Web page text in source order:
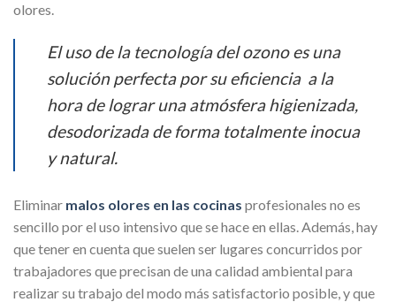
olores.
El uso de la tecnología del ozono es una
solución perfecta por su eficiencia a la
hora de lograr una atmósfera higienizada,
desodorizada de forma totalmente inocua
y natural.
Eliminar malos olores en las cocinas profesionales no es
sencillo por el uso intensivo que se hace en ellas. Además, hay
que tener en cuenta que suelen ser lugares concurridos por
trabajadores que precisan de una calidad ambiental para
realizar su trabajo del modo más satisfactorio posible, y que